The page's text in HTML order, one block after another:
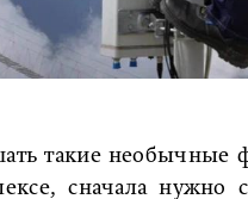
такие необычные
сначала нужно